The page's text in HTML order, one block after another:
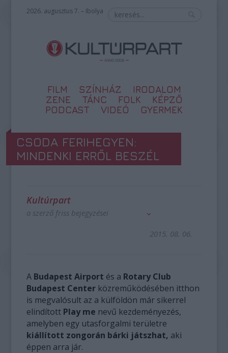
2026. augusztus 7. – Ibolya
FILM SZÍNHÁZ
IRODALOM
ZENE
TÁNC FOLK
KÉPZŐ
PODCAST
VIDEÓ GYERMEK
CSODA FERIHEGYEN:
MINDENKI ERRŐL BESZÉL
Kultúrpart
a szerző friss bejegyzései
2015. 08. 06.
A Budapest Airport és a Rotary Club
Budapest Center közreműködésében itthon
is megvalósult az a külföldön már sikerrel
elindított Play me nevű kezdeményezés,
amelyben egy utasforgalmi területre
kiállított zongorán bárki játszhat, aki
éppen arra jár.